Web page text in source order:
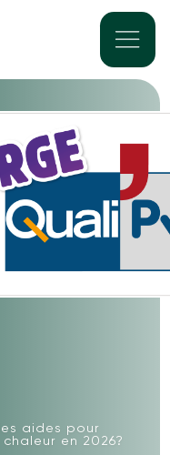
aides pour
en 2026?